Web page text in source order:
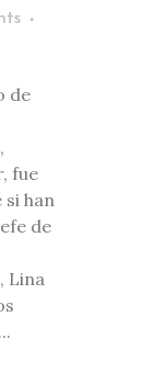
de
fue
han
de
Lina